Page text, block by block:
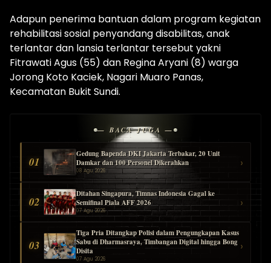
Adapun penerima bantuan dalam program kegiatan
rehabilitasi sosial penyandang disabilitas, anak
terlantar dan lansia terlantar tersebut yakni
Fitrawati Agus (55) dan Regina Aryani (8) warga
Jorong Koto Kaciek, Nagari Muaro Panas,
Kecamatan Bukit Sundi.
— BACA JUGA —
01
Gedung Bapenda DKI Jakarta Terbakar, 20 Unit
Damkar dan 100 Personel Dikerahkan
08 Agu 2026
›
02
Ditahan Singapura, Timnas Indonesia Gagal ke
Semifinal Piala AFF 2026
07 Agu 2026
›
03
Tiga Pria Ditangkap Polisi dalam Pengungkapan Kasus
Sabu di Dharmasraya, Timbangan Digital hingga Bong
Disita
07 Agu 2026
›